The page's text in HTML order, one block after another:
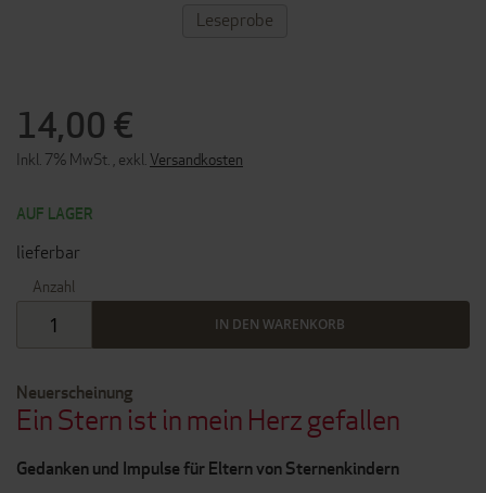
Neuerscheinung
Ein Stern ist in mein Herz gefallen
Gedanken und Impulse für Eltern von Sternenkindern
14,00 €
Inkl. 7% MwSt. exkl. Versandkosten
AUF LAGER
lieferbar
Anzahl
IN DEN WARENKORB
ZUM
ANFANG
Leseprobe